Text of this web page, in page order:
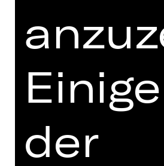
Ethos bildet den Kern
Antriebs des
Ballet of Difference.
„New Ballets Russes“
eine Neuinterpretation
Les Ballets Russes,
auch eine provokante
bedeutet der Geist
neu befragt unter
Einige
der